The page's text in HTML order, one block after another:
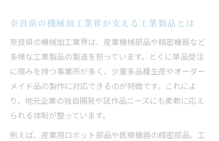
奈良県の機械加工業界が支える工業製品とは
奈良県の機械加工業界は、産業機械部品や精密機器など
多様な工業製品の製造を担っています。とくに単品受注
に強みを持つ事業所が多く、少量多品種生産やオーダー
メイド品の製作に対応できるのが特徴です。これによ
り、地元企業の独自開発や試作品ニーズにも柔軟に応え
られる体制が整っています。
例えば、産業用ロボット部品や医療機器の精密部品、工